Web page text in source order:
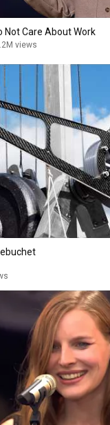
Not Care About Work
views